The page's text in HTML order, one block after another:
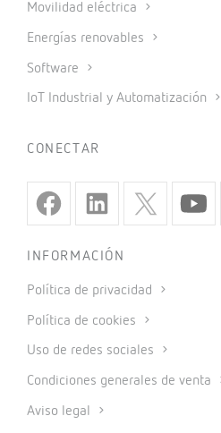
Movilidad eléctrica
Energías renovables
Software
IoT Industrial y Automatización
CONECTAR
INFORMACIÓN
Política de privacidad
Política de cookies
Uso de redes sociales
Condiciones generales de venta
Aviso legal